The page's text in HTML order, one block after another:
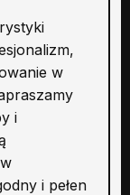
w
i
i pełen